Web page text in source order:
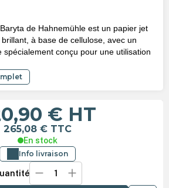
de Hahnemühle est un papier jet
à base de cellulose, avec un
spécialement conçu pour une utilisation
€ HT
265,08 € TTC
En stock
Info livraison